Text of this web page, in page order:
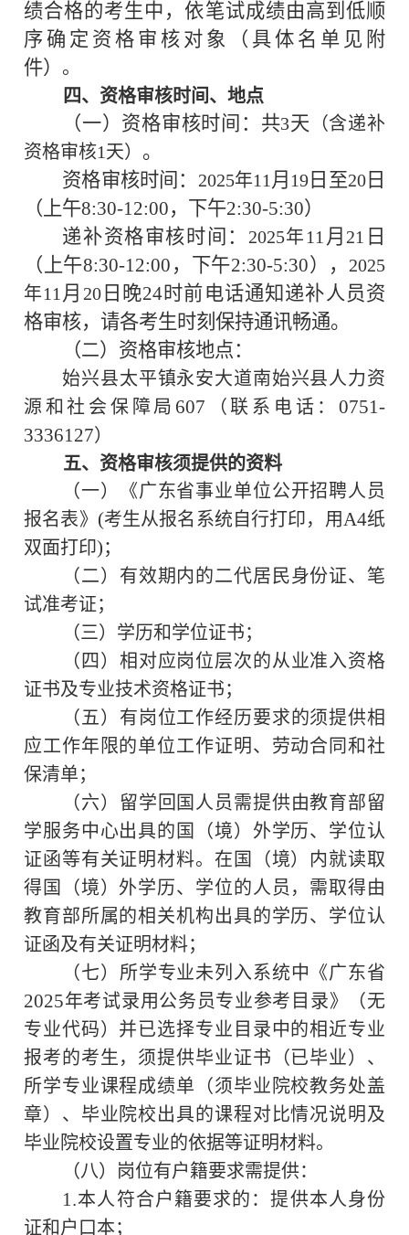
绩合格的考生中，依笔试成绩由高到低顺
序确定资格审核对象（具体名单见附
件） 。
四、资格审核时间、地点
（一）资格审核时间：共3天 （含递补
资格审核1天） 。
资格审核时间：
2025年11 月 19 日至20日
（上午8:30-12:00，下午2:30-5:30）
递补资格审核时间： 2025年11 月21 日
（上午8:30-12:00 ，下午2:30-5:30）， 2025
年11 月 20日晚24时前电话通知递补人员资
格审核，请各考生时刻保持通讯畅通。
（二）资格审核地点：
始兴县太平镇永安大道南始兴县人力资
源和社会保障局 607 （联系电话： 0751-
3336127）
五、资格审核须提供的资料
（一）《广东省事业单位公开招聘人员
报名表》 (考生从报名系统自行打印，用A4纸
双面打印)；
（二）有效期内的二代居民身份证、笔
试准考证；
（三）学历和学位证书；
（四）相对应岗位层次的从业准入资格
证书及专业技术资格证书；
（五）有岗位工作经历要求的须提供相
应工作年限的单位工作证明、劳动合同和社
保清单；
（六）留学回国人员需提供由教育部留
学服务中心出具的国（境）外学历、学位认
证函等有关证明材料。在国（境）内就读取
得国（境）外学历、学位的人员，需取得由
教育部所属的相关机构出具的学历、学位认
证函及有关证明材料；
（七）所学专业未列入系统中《广东省
2025年考试录用公务员专业参考目录》（无
专业代码）并已选择专业目录中的相近专业
报考的考生，须提供毕业证书（已毕业）、
所学专业课程成绩单（须毕业院校教务处盖
章）、毕业院校出具的课程对比情况说明及
毕业院校设置专业的依据等证明材料。
（八）岗位有户籍要求需提供：
1.本人符合户籍要求的：提供本人身份
证和户口本；